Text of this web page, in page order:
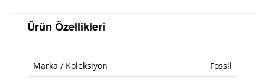
Ürün Özellikleri
Marka / Koleksiyon Fossil